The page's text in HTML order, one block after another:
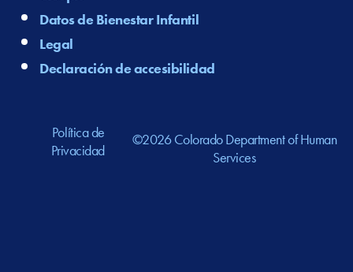
Datos de Bienestar Infantil
Legal
Declaración de accesibilidad
Política de
Privacidad
©2026 Colorado Department of Human
Services